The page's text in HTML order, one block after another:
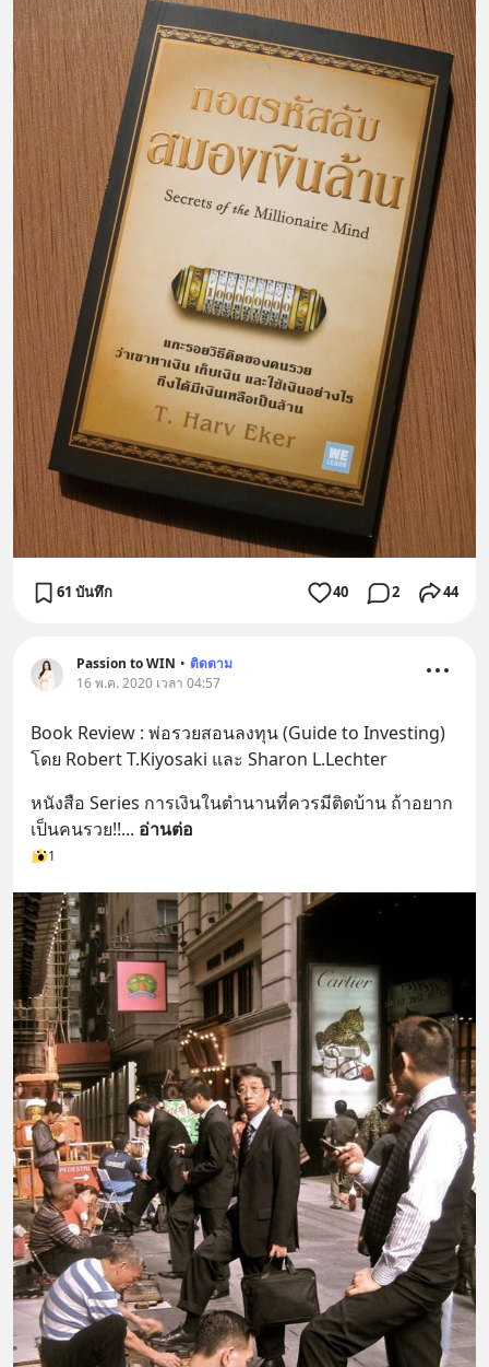
61 บันทึก 40 2 44
Passion to WIN • ติดตาม
16 พ.ค. 2020 เวลา 04:57
Book Review : พ่อรวยสอนลงทุน (Guide to Investing)
โดย Robert T.Kiyosaki และ Sharon L.Lechter
หนังสือ Series การเงินในตำนานที่ควรมีติดบ้าน ถ้าอยาก
เป็นคนรวย!!... อ่านต่อ
1